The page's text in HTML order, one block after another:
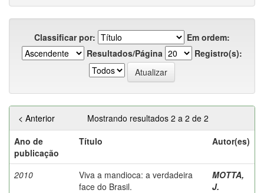
Classificar por:
Em ordem:
Resultados/Página
Registro(s):
Mostrando resultados 2 a 2 de 2
< Anterior
Ano de
publicação
Título Autor(es)
2010
Viva a mandioca: a verdadeira
face do Brasil.
MOTTA,
J.